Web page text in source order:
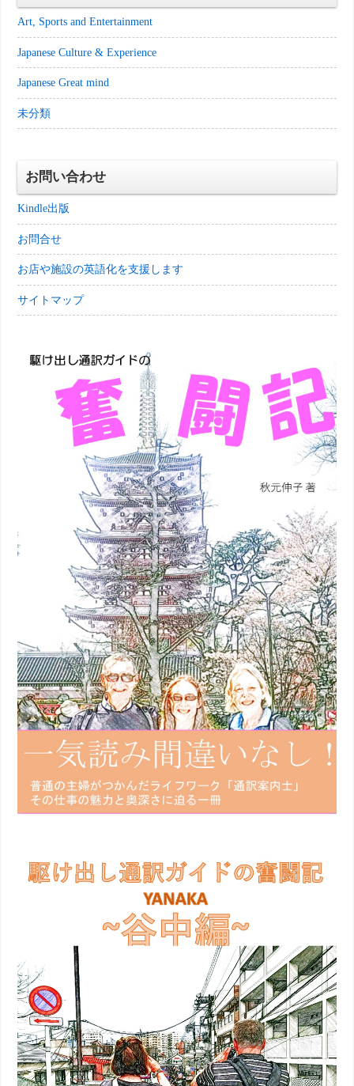
Art, Sports and Entertainment
Japanese Culture & Experience
Japanese Great mind
未分類
お問い合わせ
Kindle出版
お問合せ
お店や施設の英語化を支援します
サイトマップ